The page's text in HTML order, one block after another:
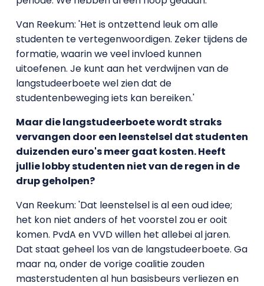
Van Reekum: 'Het is ontzettend leuk om alle
studenten te vertegenwoordigen. Zeker tijdens de
formatie, waarin we veel invloed kunnen
uitoefenen. Je kunt aan het verdwijnen van de
langstudeerboete wel zien dat de
studentenbeweging iets kan bereiken.'
Maar die langstudeerboete wordt straks
vervangen door een leenstelsel dat studenten
duizenden euro's meer gaat kosten. Heeft
jullie lobby studenten niet van de regen in de
drup geholpen?
Van Reekum: 'Dat leenstelsel is al een oud idee;
het kon niet anders of het voorstel zou er ooit
komen. PvdA en VVD willen het allebei al jaren.
Dat staat geheel los van de langstudeerboete. Ga
maar na, onder de vorige coalitie zouden
masterstudenten al hun basisbeurs verliezen en